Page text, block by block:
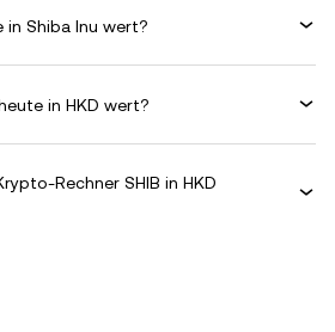
in Shiba Inu wert?
in HKD wert?
Rechner SHIB in HKD